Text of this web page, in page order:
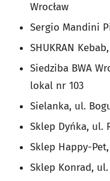
Wrocław
Sergio Mandini
SHUKRAN
Siedziba BWA
lokal nr 103
Sielanka, ul.
Sklep Dyńka, ul.
Sklep Happy-
Sklep Konrad, ul.